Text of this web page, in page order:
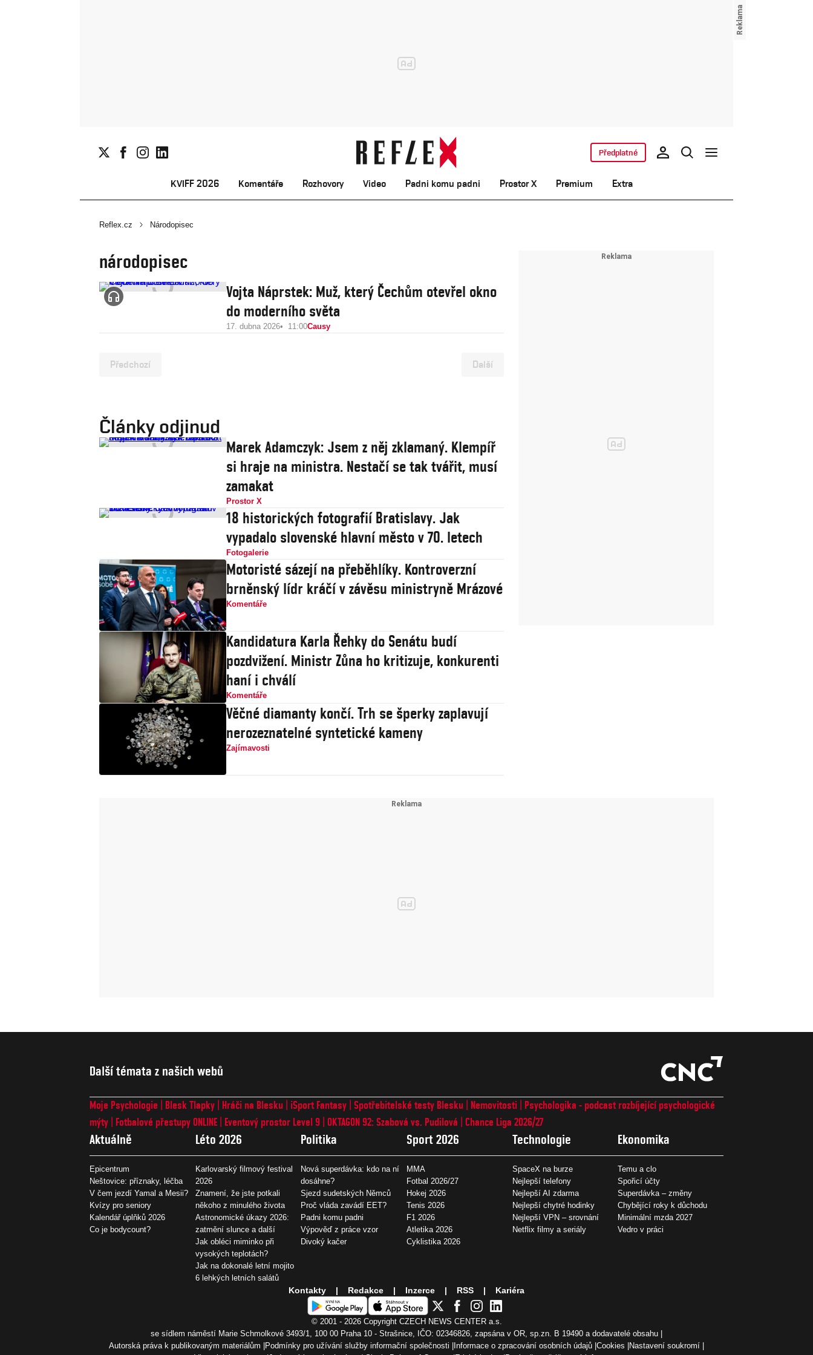
KVIFF 2026 Komentáře Rozhovory Video Padni komu padni Prostor X Premium Extra
Předplatné
Reflex.cz Národopisec
národopisec
Vojta Náprstek: Muž, který Čechům otevřel okno
do moderního světa
17. dubna 2026 11:00Causy
Předchozí Další
Články odjinud
Marek Adamczyk: Jsem z něj zklamaný. Klempíř
si hraje na ministra. Nestačí se tak tvářit, musí
zamakat
Prostor X
18 historických fotografií Bratislavy. Jak
vypadalo slovenské hlavní město v 70. letech
Fotogalerie
Motoristé sázejí na přeběhlíky. Kontroverzní
brněnský lídr kráčí v závěsu ministryně Mrázové
Komentáře
Kandidatura Karla Řehky do Senátu budí
pozdvižení. Ministr Zůna ho kritizuje, konkurenti
haní i chválí
Komentáře
Věčné diamanty končí. Trh se šperky zaplavují
nerozeznatelné syntetické kameny
Zajímavosti
Další témata z našich webů
Moje Psychologie Blesk Tlapky Hráči na Blesku iSport Fantasy Spotřebitelské testy Blesku Nemovitosti
Psychologika - podcast rozbíjející psychologické
mýty
Fotbalové přestupy ONLINE Eventový prostor Level 9 OKTAGON 92: Szabová vs. Pudilová Chance Liga 2026/27
Aktuálně
Epicentrum
Neštovice: příznaky, léčba
V čem jezdí Yamal a Mesii?
Kvízy pro seniory
Kalendář úplňků 2026
Co je bodycount?
Léto 2026
Karlovarský filmový festival
2026
Znamení, že jste potkali
někoho z minulého života
Astronomické úkazy 2026:
zatmění slunce a další
Jak obléci miminko při
vysokých teplotách?
Jak na dokonalé letní mojito
6 lehkých letních salátů
Politika
Nová superdávka: kdo na ní
dosáhne?
Sjezd sudetských Němců
Proč vláda zavádí EET?
Padni komu padni
Výpověď z práce vzor
Divoký kačer
Sport 2026
MMA
Fotbal 2026/27
Hokej 2026
Tenis 2026
F1 2026
Atletika 2026
Cyklistika 2026
Technologie
SpaceX na burze
Nejlepší telefony
Nejlepší AI zdarma
Nejlepší chytré hodinky
Nejlepší VPN – srovnání
Netflix filmy a seriály
Ekonomika
Temu a clo
Spořicí účty
Superdávka – změny
Chybějící roky k důchodu
Minimální mzda 2027
Vedro v práci
Kontakty Redakce Inzerce RSS Kariéra
© 2001 - 2026 Copyright CZECH NEWS CENTER a.s.
se sídlem náměstí Marie Schmolkové 3493/1, 100 00 Praha 10 - Strašnice, IČO: 02346826, zapsána v OR, sp.zn. B 19490 a dodavatelé obsahu
Autorská práva k publikovaným materiálům Podmínky pro užívání služby informační společnosti Informace o zpracování osobních údajů Cookies Nastavení soukromí